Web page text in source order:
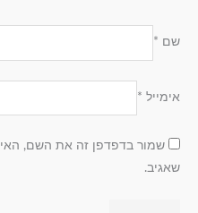
שם *
אימייל *
שמור בדפדפן זה את השם,
שאגיב.